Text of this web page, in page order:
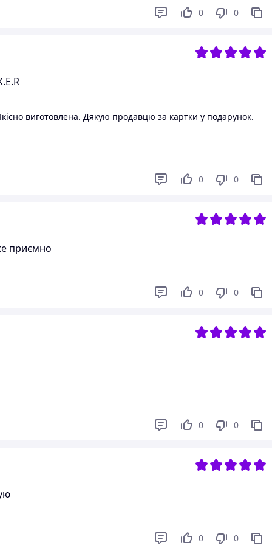
0 0
виготовлена. Дякую продавцю за картки у подарунок.
0 0
приємно
0 0
0 0
0 0